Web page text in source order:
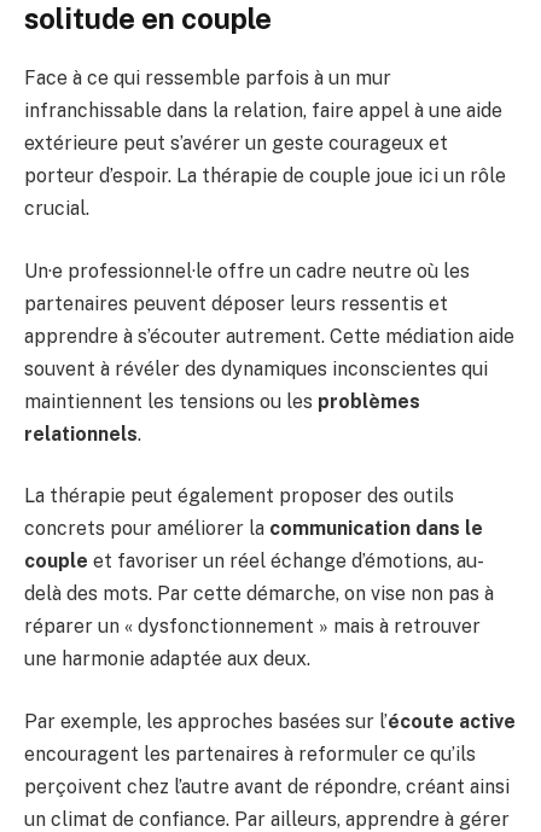
solitude en couple
Face à ce qui ressemble parfois à un mur
infranchissable dans la relation, faire appel à une aide
extérieure peut s’avérer un geste courageux et
porteur d’espoir. La thérapie de couple joue ici un rôle
crucial.
Un·e professionnel·le offre un cadre neutre où les
partenaires peuvent déposer leurs ressentis et
apprendre à s’écouter autrement. Cette médiation aide
souvent à révéler des dynamiques inconscientes qui
maintiennent les tensions ou les problèmes
relationnels.
La thérapie peut également proposer des outils
concrets pour améliorer la communication dans le
couple et favoriser un réel échange d’émotions, au-
delà des mots. Par cette démarche, on vise non pas à
réparer un « dysfonctionnement » mais à retrouver
une harmonie adaptée aux deux.
Par exemple, les approches basées sur l’écoute active
encouragent les partenaires à reformuler ce qu’ils
perçoivent chez l’autre avant de répondre, créant ainsi
un climat de confiance. Par ailleurs, apprendre à gérer